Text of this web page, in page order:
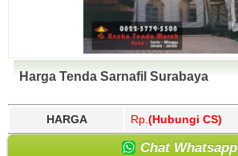
Harga Tenda Sarnafil Surabaya
HARGA Rp. (Hubungi CS)
Chat Whatsapp